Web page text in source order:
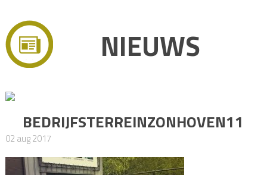
NIEUWS
BEDRIJFSTERREINZONHOVEN11
02 aug 2017